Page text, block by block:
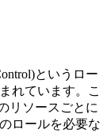
というロー
れています。こ
リソースごとに
ロールを必要な